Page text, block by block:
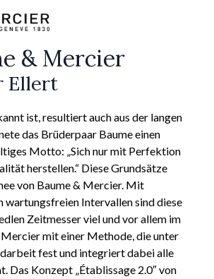
& Mercier
Ellert
ist, resultiert auch aus der langen
das Brüderpaar Baume einen
Motto: „Sich nur mit Perfektion
herstellen.“ Diese Grundsätze
von Baume & Mercier. Mit
wartungsfreien Intervallen sind diese
Zeitmesser viel und vor allem im
mit einer Methode, die unter
fest und integriert dabei alle
Das Konzept „Établissage 2.0″ von